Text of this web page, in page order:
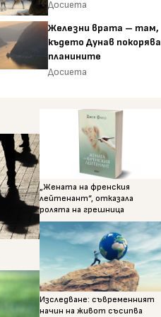
Досиета
Железни врата – там,
където Дунав покорява
планините
Досиета
„Жената на френския
лейтенант“, отказала
ролята на грешница
Изследване: съвременният
начин на живот съсипва